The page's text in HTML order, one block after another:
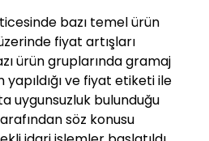
bazı temel ürün
fiyat artışları
ürün gruplarında gramaj
ve fiyat etiketi ile
uygunsuzluk bulunduğu
söz konusu